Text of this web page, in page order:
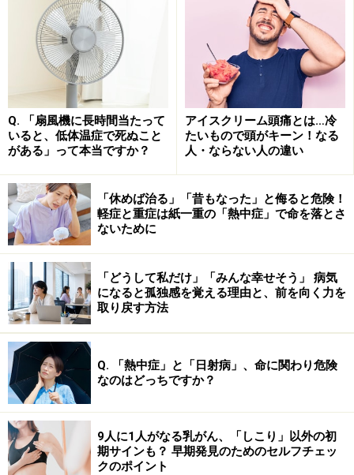
引き起こします。サルモネラ菌は、食中毒の原因の1つ
で主に鶏肉の摂取で感染することが多く、発熱、嘔吐、
下痢、血便などの症状が見られます。
COVID-19（コロナウイルス感染症2019）について、A型
と同様感染しやすいという報告もあります。
なるとは限りません。
AB型に多い脳卒中、血栓リスク
脳卒中の危険性もO型より1.83倍高いと報告されていま
す（※3）。脳卒中は脳の血管障害によって起こる疾患
で、脳梗塞や脳出血、クモ膜下出血などがあります。原
因は、高血圧、糖尿病、動脈硬化、不整脈などの生活習
慣病です。
また、血栓のリスクは、O型の人と比べて、2.73倍高く
なっています。他の血液型より高くなっています
（※4）。血栓が起こると、血管が閉塞し、脳梗塞を起こ
Q. 「扇風機に長時間当たって
いると、低体温症で死ぬこと
がある」って本当ですか？
アイスクリーム頭痛とは…冷
たいもので頭がキーン！なる
人・ならない人の違い
「休めば治る」「昔もなった」と侮ると危険！
軽症と重症は紙一重の「熱中症」で命を落とさ
ないために
「どうして私だけ」「みんな幸せそう」 病気
になると孤独感を覚える理由と、前を向く力を
取り戻す方法
Q. 「熱中症」と「日射病」、命に関わり危険
なのはどっちですか？
9人に1人がなる乳がん、「しこり」以外の初
期サインも？ 早期発見のためのセルフチェッ
クのポイント